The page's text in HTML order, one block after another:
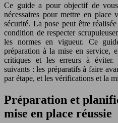
Ce guide a pour objectif de
nécessaires pour mettre en place
sécurité. La pose peut être
condition de respecter
les normes en vigueur. Ce
préparation à la mise en service,
critiques et les erreurs à éviter.
suivants : les préparatifs à faire
par étape, et les vérifications et la
Préparation et
mise en place réussie